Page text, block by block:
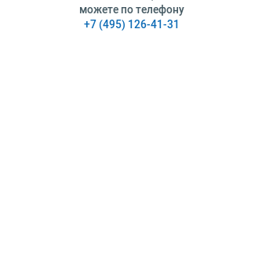
можете по телефону
+7 (495) 126-41-31